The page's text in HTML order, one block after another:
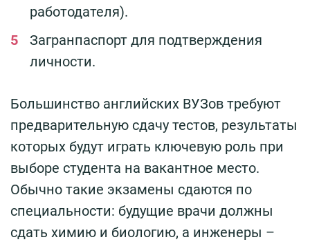
работодателя).
Загранпаспорт для подтверждения
личности.
Большинство английских ВУЗов требуют
предварительную сдачу тестов, результаты
которых будут играть ключевую роль при
выборе студента на вакантное место.
Обычно такие экзамены сдаются по
специальности: будущие врачи должны
сдать химию и биологию, а инженеры –